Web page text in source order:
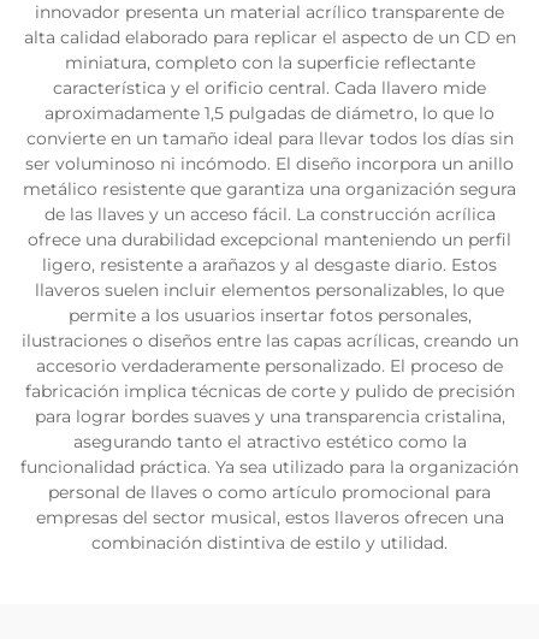
innovador presenta un material acrílico transparente de
alta calidad elaborado para replicar el aspecto de un CD en
miniatura, completo con la superficie reflectante
característica y el orificio central. Cada llavero mide
aproximadamente 1,5 pulgadas de diámetro, lo que lo
convierte en un tamaño ideal para llevar todos los días sin
ser voluminoso ni incómodo. El diseño incorpora un anillo
metálico resistente que garantiza una organización segura
de las llaves y un acceso fácil. La construcción acrílica
ofrece una durabilidad excepcional manteniendo un perfil
ligero, resistente a arañazos y al desgaste diario. Estos
llaveros suelen incluir elementos personalizables, lo que
permite a los usuarios insertar fotos personales,
ilustraciones o diseños entre las capas acrílicas, creando un
accesorio verdaderamente personalizado. El proceso de
fabricación implica técnicas de corte y pulido de precisión
para lograr bordes suaves y una transparencia cristalina,
asegurando tanto el atractivo estético como la
funcionalidad práctica. Ya sea utilizado para la organización
personal de llaves o como artículo promocional para
empresas del sector musical, estos llaveros ofrecen una
combinación distintiva de estilo y utilidad.